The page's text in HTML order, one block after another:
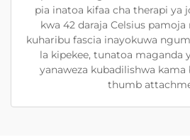
pia inatoa kifaa cha therapi ya
kwa 42 daraja Celsius
kuharibu fascia inayokuwa
la kipekee, tunatoa maganda
yanaweza kubadilishwa
thumb